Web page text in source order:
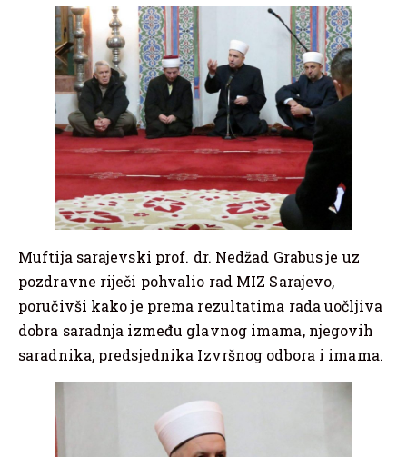
Muftija sarajevski prof. dr. Nedžad Grabus je uz
pozdravne riječi pohvalio rad MIZ Sarajevo,
poručivši kako je prema rezultatima rada uočljiva
dobra saradnja između glavnog imama, njegovih
saradnika, predsjednika Izvršnog odbora i imama.